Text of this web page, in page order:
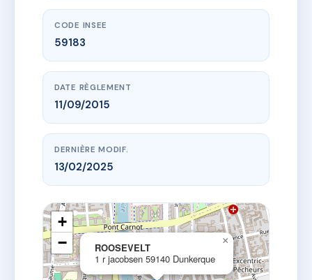
CODE INSEE
59183
DATE RÈGLEMENT
11/09/2015
DERNIÈRE MODIF.
13/02/2025
ROOSEVELT
1 r jacobsen 59140 Dunkerque
×
+
−